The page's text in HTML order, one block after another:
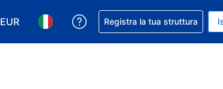
EUR
Scegli la tua valuta. Valuta attuale: Euro
Scegli la tua lingua. Lingua attuale:
Ricevi aiuto con la
Registra la tua struttura